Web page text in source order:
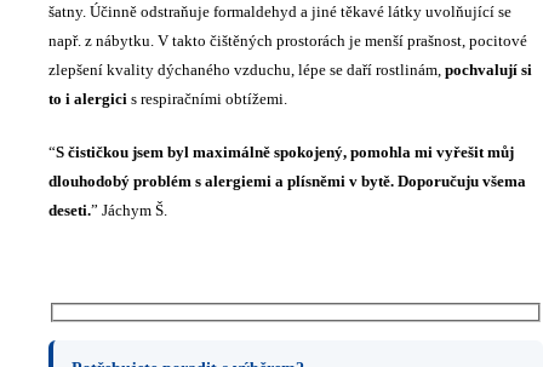
šatny. Účinně odstraňuje formaldehyd a jiné těkavé látky uvolňující se
např. z nábytku. V takto čištěných prostorách je menší prašnost, pocitové
zlepšení kvality dýchaného vzduchu, lépe se daří rostlinám, pochvalují si
to i alergici s respiračními obtížemi.
“S čističkou jsem byl maximálně spokojený, pomohla mi vyřešit můj
dlouhodobý problém s alergiemi a plísněmi v bytě. Doporučuju všema
deseti.” Jáchym Š.